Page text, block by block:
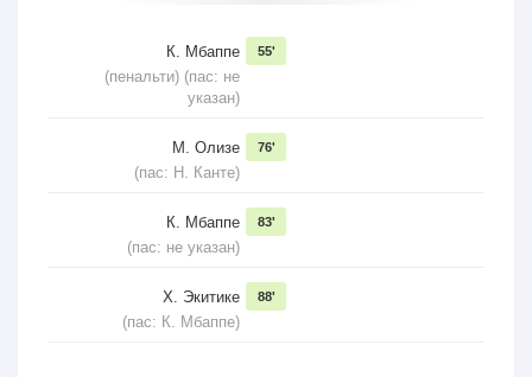
К. Мбаппе
(пенальти) (пас: не
указан)
55'
М. Олизе
(пас: Н. Канте)
76'
К. Мбаппе
(пас: не указан)
83'
Х. Экитике
(пас: К. Мбаппе)
88'